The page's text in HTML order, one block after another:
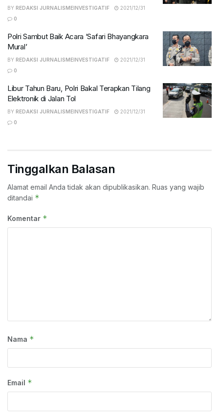
BY REDAKSI JURNALISMEINVESTIGATIF
2021/12/31
0
Polri Sambut Baik Acara ‘Safari Bhayangkara
Mural’
BY REDAKSI JURNALISMEINVESTIGATIF
2021/12/31
0
Libur Tahun Baru, Polri Bakal Terapkan Tilang
Elektronik di Jalan Tol
BY REDAKSI JURNALISMEINVESTIGATIF
2021/12/31
0
Tinggalkan Balasan
Alamat email Anda tidak akan dipublikasikan. Ruas yang wajib
ditandai *
Komentar *
Nama *
Email *